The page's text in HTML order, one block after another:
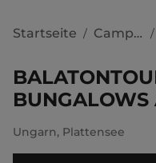
Startseite / Campingplätze /
BUNGALOWS
Ungarn, Plattensee